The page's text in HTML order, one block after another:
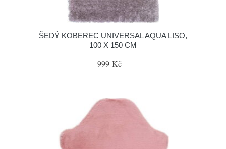
ŠEDÝ KOBEREC UNIVERSAL AQUA LISO,
100 X 150 CM
999 Kč